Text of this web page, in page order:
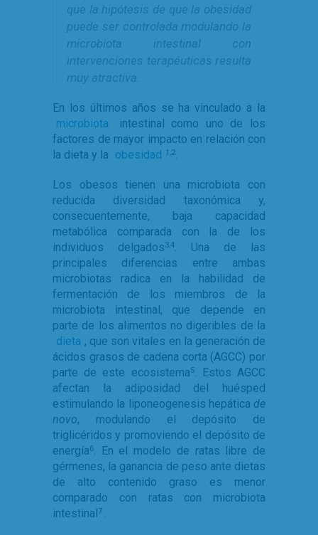
que la hipótesis de que la obesidad
puede ser controlada modulando la
microbiota intestinal con
intervenciones terapéuticas resulta
muy atractiva.
En los últimos años se ha vinculado a la
microbiota
intestinal como uno de los
factores de mayor impacto en relación con
la dieta y la obesidad 1,2.
Los obesos tienen una microbiota con
reducida diversidad taxonómica y,
consecuentemente, baja capacidad
metabólica comparada con la de los
individuos delgados3,4. Una de las
principales diferencias entre ambas
microbiotas radica en la habilidad de
fermentación de los miembros de la
microbiota intestinal, que depende en
parte de los alimentos no digeribles de la
dieta , que son vitales en la generación de
ácidos grasos de cadena corta (AGCC) por
parte de este ecosistema5. Estos AGCC
afectan la adiposidad del huésped
estimulando la liponeogenesis hepática de
novo, modulando el depósito de
triglicéridos y promoviendo el depósito de
energía6. En el modelo de ratas libre de
gérmenes, la ganancia de peso ante dietas
de alto contenido graso es menor
comparado con ratas con microbiota
intestinal7 .